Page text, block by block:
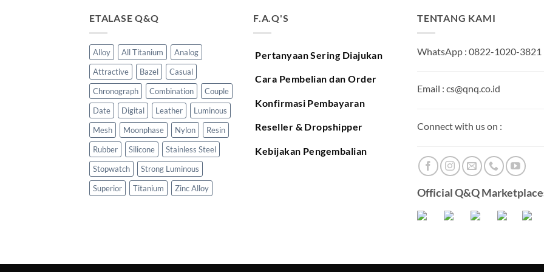
ETALASE Q&Q
Alloy All Titanium
Analog
Attractive
Bazel
Casual
Chronograph
Combination
Couple
Date
Digital Leather
Luminous
Mesh
Moonphase Nylon
Resin
Rubber
Silicone
Stainless Steel
Stopwatch
Strong Luminous
Superior
Titanium Zinc Alloy
F.A.Q'S
Pertanyaan Sering Diajukan
Cara Pembelian dan Order
Konfirmasi Pembayaran
Reseller & Dropshipper
Kebijakan Pengembalian
TENTANG KAMI
WhatsApp : 0822-1020-3821
Email : cs@qnq.co.id
Connect with us on :
Official Q&Q